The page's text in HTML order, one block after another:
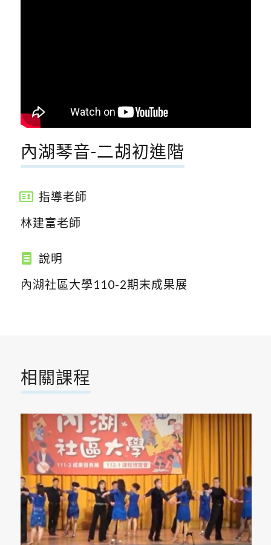
內湖琴音-二胡初進階
指導老師
林建富老師
說明
內湖社區大學110-2期末成果展
相關課程